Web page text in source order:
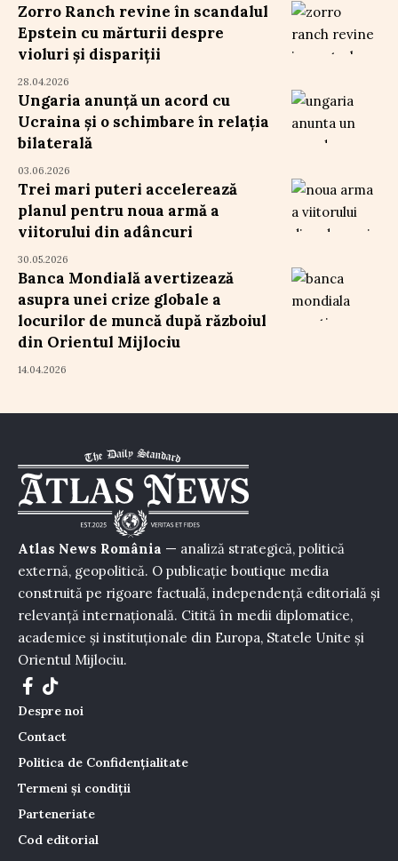
Zorro Ranch revine în scandalul
Epstein cu mărturii despre
violuri și dispariții
28.04.2026
Ungaria anunță un acord cu
Ucraina și o schimbare în relația
bilaterală
03.06.2026
Trei mari puteri accelerează
planul pentru noua armă a
viitorului din adâncuri
30.05.2026
Banca Mondială avertizează
asupra unei crize globale a
locurilor de muncă după războiul
din Orientul Mijlociu
14.04.2026
Atlas News România — analiză strategică, politică
externă, geopolitică. O publicație boutique media
construită pe rigoare factuală, independență editorială și
relevanță internațională. Citită în medii diplomatice,
academice și instituționale din Europa, Statele Unite și
Orientul Mijlociu.
Despre noi
Contact
Politica de Confidențialitate
Termeni și condiții
Parteneriate
Cod editorial